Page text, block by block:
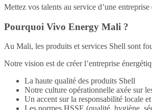
Mettez vos talents au service d’une
Pourquoi Vivo Energy Mali ?
Au Mali, les produits et services Shell sont
Notre vision est de créer l’entreprise
La haute qualité des produits Shell
Notre culture opérationnelle axée sur
Un accent sur la responsabilité locale